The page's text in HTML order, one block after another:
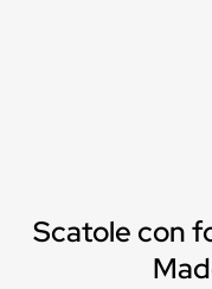
Scatole con